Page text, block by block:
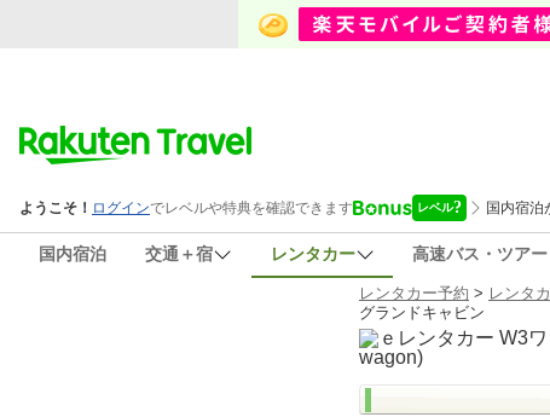
国内宿泊 交通＋宿 レンタカー 高速バス・ツアー
レンタカー予約 > レンタ
グランドキャビン